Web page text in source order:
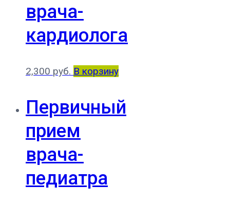
врача-
кардиолога
2,300 руб. В корзину
Первичный
прием
врача-
педиатра